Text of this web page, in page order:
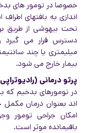
خصوصا در تومور های
اندازی به بافتهای
تحت بیهوشی از طریق
دسترس قرار می
میلیمتری یا چند
بیمار خارج می شود.
پرتو درمانی
در تومورهای بدخیم که
اند بعنوان درمان
امکان جراحی تومور
باقیمانده موثر است.